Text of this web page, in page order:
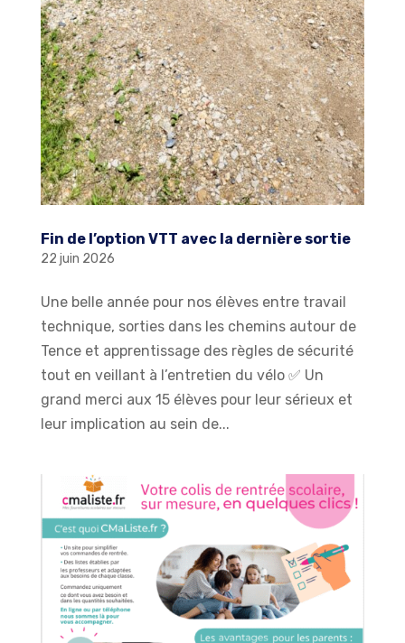
Fin de l’option VTT avec la dernière sortie
22 juin 2026
Une belle année pour nos élèves entre travail
technique, sorties dans les chemins autour de
Tence et apprentissage des règles de sécurité
tout en veillant à l’entretien du vélo ✅️ Un
grand merci aux 15 élèves pour leur sérieux et
leur implication au sein de...